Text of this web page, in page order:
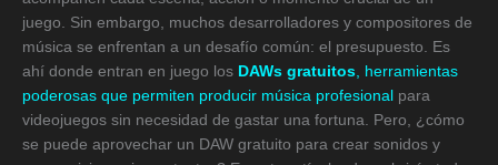
juego. Sin embargo, muchos desarrolladores y compositores de
música se enfrentan a un desafío común: el presupuesto. Es
ahí donde entran en juego los DAWs gratuitos , herramientas
poderosas que permiten producir música profesional para
videojuegos sin necesidad de gastar una fortuna. Pero, ¿cómo
se puede aprovechar un DAW gratuito para crear sonidos y